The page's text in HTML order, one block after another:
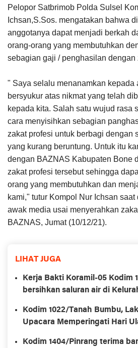
Pelopor Satbrimob Polda Sulsel
Ichsan,S.Sos. mengatakan bahwa
anggotanya dapat menjadi berkah
orang-orang yang membutuhkan
sebagian gaji / penghasilan dengan
" Saya selalu menanamkan kepada
bersyukur atas nikmat yang telah
kepada kita. Salah satu wujud rasa
cara menyisihkan sebagian
zakat profesi untuk berbagi dengan
yang kurang beruntung. Untuk itu
dengan BAZNAS Kabupaten Bone
zakat profesi tersebut sehingga
orang yang membutuhkan dan
kami," tutur Kompol Nur Ichsan
awak media usai menyerahkan
BAZNAS, Jumat (10/12/21).
LIHAT JUGA
Kerja Bakti Koramil-05 Kodim
bersihkan saluran air di
Kodim 1022/Tanah Bumbu,
Upacara Memperingati Hari
Kodim 1404/Pinrang terima